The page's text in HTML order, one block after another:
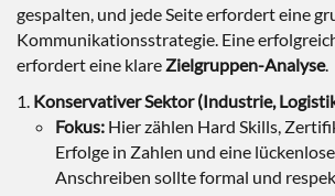
gespalten, und jede Seite erfordert eine
Kommunikationsstrategie. Eine
erfordert eine klareZielgruppen-Analyse.
Konservativer Sektor (Industrie,
Fokus: Hier zählen Hard Skills,
Erfolge in Zahlen und eine
Anschreiben sollte formal und